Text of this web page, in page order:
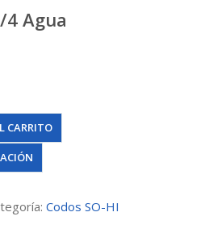
4 Agua
CARRITO
Codos SO-HI